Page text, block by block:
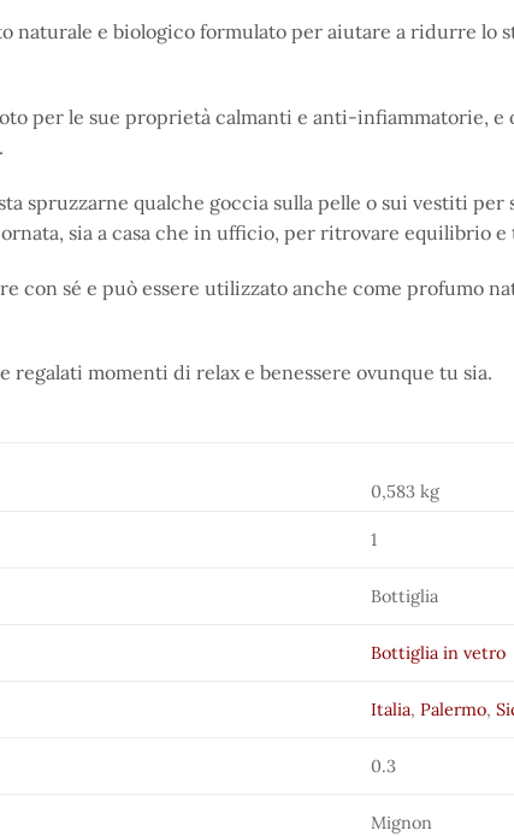
naturale e biologico formulato per aiutare a ridurre lo
per le sue proprietà calmanti e anti-infiammatorie, e
spruzzarne qualche goccia sulla pelle o sui vestiti
sia a casa che in ufficio, per ritrovare equilibrio
con sé e può essere utilizzato anche come profumo
regalati momenti di relax e benessere ovunque tu sia.
0,583 kg
1
Bottiglia
Bottiglia in vetro
Italia,Palermo,
0.3
Mignon